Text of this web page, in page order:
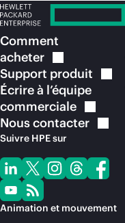
Comment
acheter
Support produit
Écrire à l’équipe
commerciale
Nouscontacter
Suivre HPE sur
Animation et mouvement